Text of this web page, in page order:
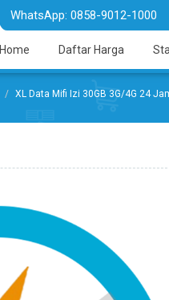
WhatsApp: 0858-9012-1000
Home Daftar Harga
XL Data Mifi Izi 30GB 3G/4G 24